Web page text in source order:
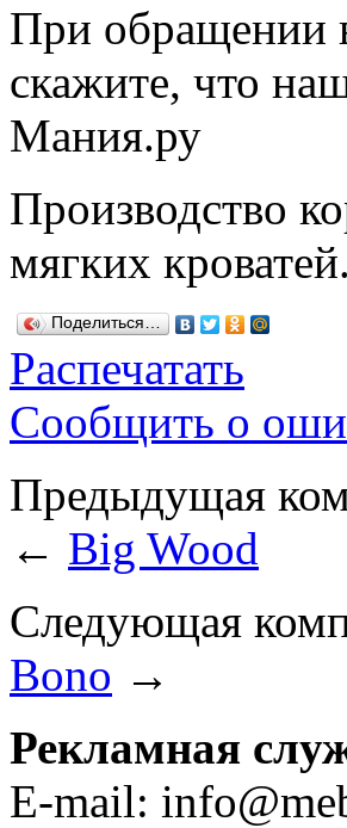
При обращении
скажите, что
Мания.ру
Производство
мягких кроватей.
Поделиться…
Распечатать
Сообщить о
Предыдущая
← Big Wood
Следующая
Bono →
Рекламная
E-mail: